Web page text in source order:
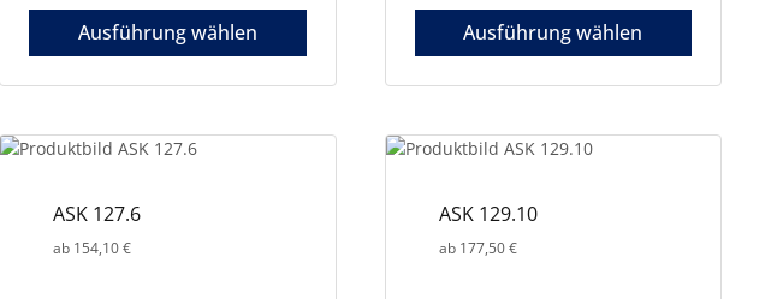
Ausführung wählen Ausführung wählen
ASK 127.6
ab 154,10€
ASK 129.10
ab 177,50€